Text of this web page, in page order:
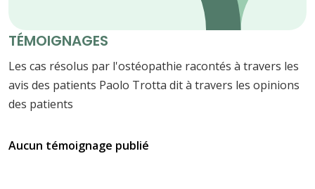
TÉMOIGNAGES
Les cas résolus par l'ostéopathie racontés à travers les
avis des patients Paolo Trotta dit à travers les opinions
des patients
Aucun témoignage publié